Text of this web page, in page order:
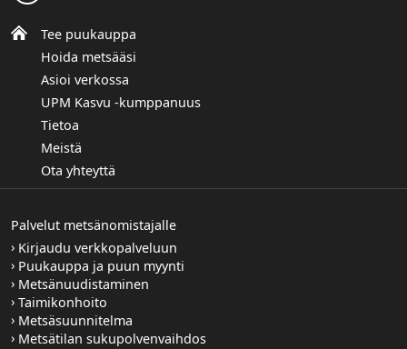
Tee puukauppa
Hoida metsääsi
Asioi verkossa
UPM Kasvu -kumppanuus
Tietoa
Meistä
Ota yhteyttä
Palvelut metsänomistajalle
Kirjaudu verkkopalveluun
Puukauppa ja puun myynti
Metsänuudistaminen
Taimikonhoito
Metsäsuunnitelma
Metsätilan sukupolvenvaihdos